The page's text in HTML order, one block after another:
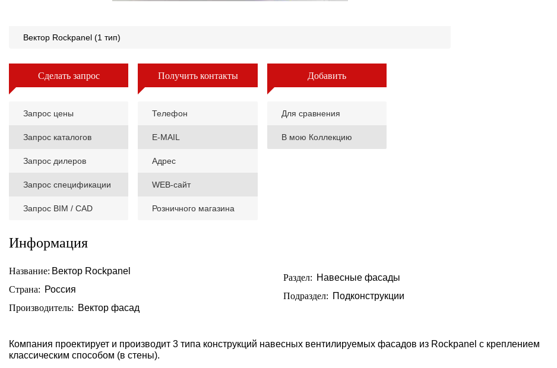
Вектор Rockpanel (1 тип)
Сделать запрос
Запрос цены
Запрос каталогов
Запрос дилеров
Запрос спецификации
Запрос BIM / CAD
Получить контакты
Телефон
E-MAIL
Адрес
WEB-сайт
Розничного магазина
Добавить
Для сравнения
В мою Коллекцию
Информация
Название: Вектор Rockpanel
Страна: Россия
Производитель: Вектор фасад
Раздел: Навесные фасады
Подраздел: Подконструкции
Компания проектирует и производит 3 типа конструкций навесных вентилируемых фасадов из Rockpanel с креплением
классическим способом (в стены).